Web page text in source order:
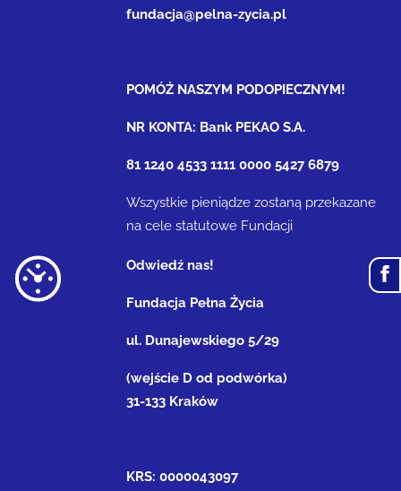
fundacja@pelna-zycia.pl
POMÓŻ NASZYM PODOPIECZNYM!
NR KONTA: Bank PEKAO S.A.
81 1240 4533 1111 0000 5427 6879
Wszystkie pieniądze zostaną przekazane
na cele statutowe Fundacji
Odwiedź nas!
Fundacja Pełna Życia
ul. Dunajewskiego 5/29
(wejście D od podwórka)
31-133 Kraków
KRS: 0000043097